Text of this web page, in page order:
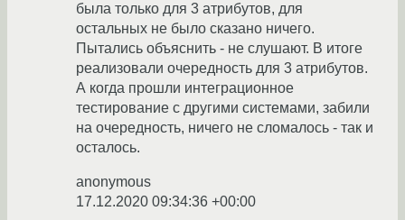
была только для 3 атрибутов, для
остальных не было сказано ничего.
Пытались объяснить - не слушают. В итоге
реализовали очередность для 3 атрибутов.
А когда прошли интеграционное
тестирование с другими системами, забили
на очередность, ничего не сломалось - так и
осталось.
anonymous
17.12.2020 09:34:36 +00:00